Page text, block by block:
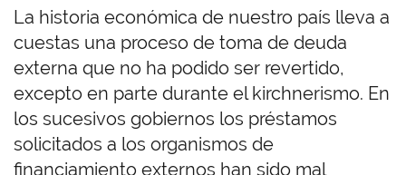
La historia económica de nuestro país lleva a
cuestas una proceso de toma de deuda
externa que no ha podido ser revertido,
excepto en parte durante el kirchnerismo. En
los sucesivos gobiernos los préstamos
solicitados a los organismos de
financiamiento externos han sido mal